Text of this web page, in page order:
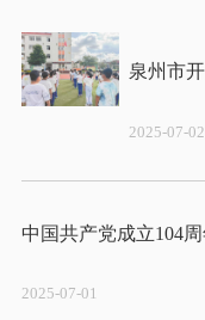
2025-07-02
2025-07-01